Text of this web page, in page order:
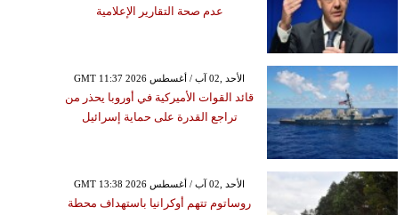
عدم صحة التقارير الإعلامية
GMT 11:37 2026 الأحد ,02 آب / أغسطس
قائد القوات الأميركية في أوروبا يحذر من
تراجع القدرة على حماية إسرائيل
GMT 13:38 2026 الأحد ,02 آب / أغسطس
روساتوم تتهم أوكرانيا باستهداف محطة